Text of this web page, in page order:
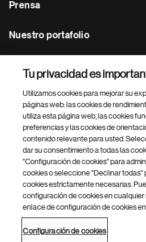
Prensa
Nuestro portafolio
Footer Site Search
inferior
del
© 2026
Política de privacidad Términos de
Configuración de cookies
Tu privacidad es
Utilizamos cookies para mejorar su
páginas web: las cookies de
utiliza esta página web, las cookies
preferencias y las cookies de
contenido relevante para usted.
dar su consentimiento a todas las
"Configuración de cookies" para
cookies o seleccione "Declinar todas"
cookies estrictamente necesarias.
configuración de cookies en
enlace de configuración de cookies
Configuración de cookies